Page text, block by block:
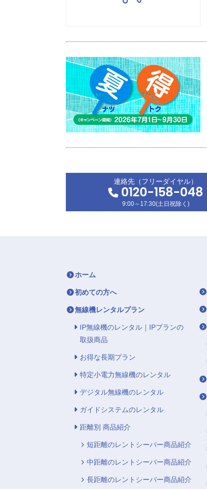
連絡先（フリーダイヤル）
0120-158-048
9:00～17:30(土日祝除く)
ホーム
初めての方へ
無線機レンタルプラン
IP無線機のレンタル｜IPプランの
取扱商品
お得な長期プラン
特定小電力無線機のレンタル
デジタル無線機のレンタル
ガイドシステムのレンタル
距離別 商品紹介
短距離のレントシーバー商品紹介
中距離のレントシーバー商品紹介
長距離のレントシーバー商品紹介